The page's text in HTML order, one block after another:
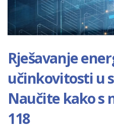
Rješavanje
učinkovitosti u
Naučite kako s
118